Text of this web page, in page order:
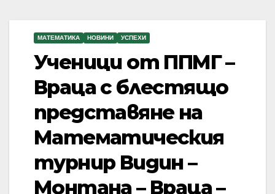
МАТЕМАТИКА НОВИНИ УСПЕХИ
Ученици от ППМГ –
Враца с блестящо
представяне на
Математическия
турнир Видин –
Монтана – Враца –